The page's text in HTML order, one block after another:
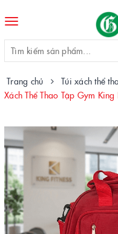
Toggle
Trang chủ Túi xách thể
Xách Thể Thao Tập Gym